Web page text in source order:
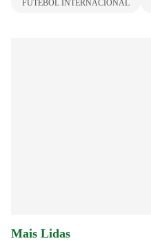
FUTEBOL INTERNACIONAL
Mais Lidas